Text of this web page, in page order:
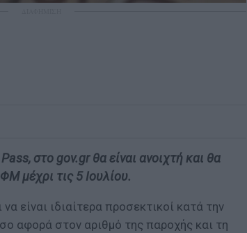
στο gov.gr θα είναι ανοιχτή και θα
μέχρι τις 5 Ιουλίου.
είναι ιδιαίτερα προσεκτικοί κατά την
αφορά στον αριθμό της παροχής και τη